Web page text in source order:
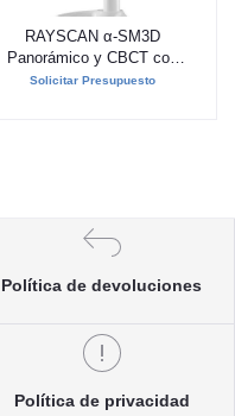
Añadir al carrito
RAYSCAN α-SM3D
Panorámico y CBCT con
Teleradiografía
Solicitar Presupuesto
Política de devoluciones
Política de privacidad